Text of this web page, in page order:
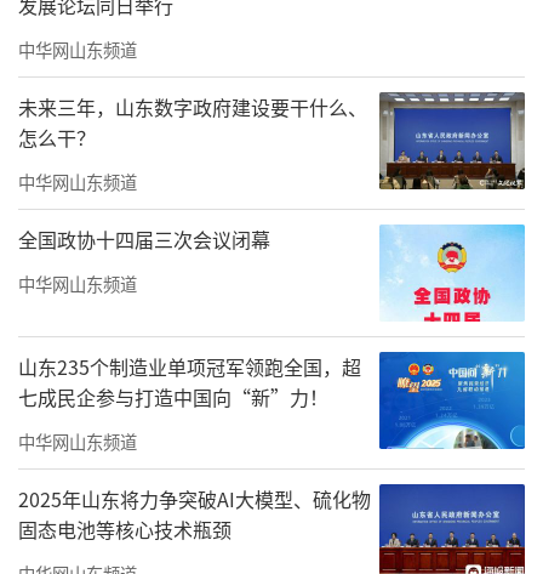
音乐学院青年教师翟琪、孙沫涵，现代音
乐学院青年教师孙露、张学成现场演唱李百华
的原创《轻轻唱起国歌》《再唱沂蒙山》《长
河入海》《中华梦圆》等作品，用深情嘹亮的
歌声，唱响家国情怀，礼赞时代征程，让红色
中华网山东频道
未来三年，山东数字政府建设要干什么、
怎么干？
中华网山东频道
全国政协十四届三次会议闭幕
中华网山东频道
山东235个制造业单项冠军领跑全国，超
七成民企参与打造中国向“新”力！
中华网山东频道
2025年山东将力争突破AI大模型、硫化物
固态电池等核心技术瓶颈